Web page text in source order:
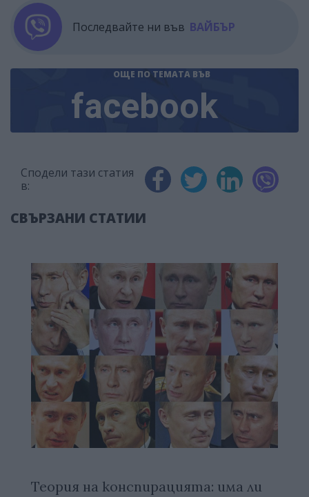
Последвайте ни във ВАЙБЪР
ОЩЕ ПО ТЕМАТА ВЪВ
facebook
Сподели тази статия
в:
СВЪРЗАНИ СТАТИИ
Теория на конспирацията: има ли